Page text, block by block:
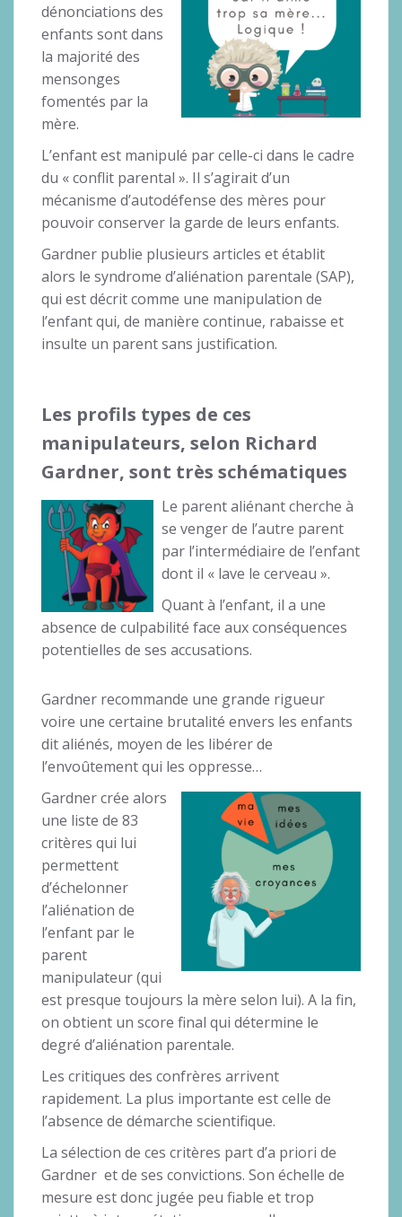
dénonciations des
enfants sont dans
la majorité des
mensonges
fomentés par la
mère.
L’enfant est manipulé par celle-ci dans le cadre
du « conflit parental ». Il s’agirait d’un
mécanisme d’autodéfense des mères pour
pouvoir conserver la garde de leurs enfants.
Gardner publie plusieurs articles et établit
alors le syndrome d’aliénation parentale (SAP),
qui est décrit comme une manipulation de
l’enfant qui, de manière continue, rabaisse et
insulte un parent sans justification.
Les profils types de ces
manipulateurs, selon Richard
Gardner, sont très schématiques
Le parent aliénant cherche à
se venger de l’autre parent
par l’intermédiaire de l’enfant
dont il « lave le cerveau ».
Quant à l’enfant, il a une
absence de culpabilité face aux conséquences
potentielles de ses accusations.
Gardner recommande une grande rigueur
voire une certaine brutalité envers les enfants
dit aliénés, moyen de les libérer de
l’envoûtement qui les oppresse…
Gardner crée alors
une liste de 83
critères qui lui
permettent
d’échelonner
l’aliénation de
l’enfant par le
parent
manipulateur (qui
est presque toujours la mère selon lui). A la fin,
on obtient un score final qui détermine le
degré d’aliénation parentale.
Les critiques des confrères arrivent
rapidement. La plus importante est celle de
l’absence de démarche scientifique.
La sélection de ces critères part d’a priori de
Gardner et de ses convictions. Son échelle de
mesure est donc jugée peu fiable et trop